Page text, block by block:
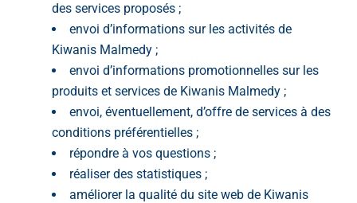
des services proposés ;
envoi d’informations sur les activités de
Kiwanis Malmedy ;
envoi d’informations promotionnelles sur les
produits et services de Kiwanis Malmedy ;
envoi, éventuellement, d’offre de services à des
conditions préférentielles ;
répondre à vos questions ;
réaliser des statistiques ;
améliorer la qualité du site web de Kiwanis